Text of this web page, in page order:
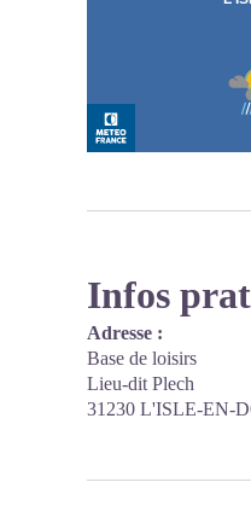
Infos
Adresse :
Base de loisirs
Lieu-dit Plech
31230 L'ISLE-EN-